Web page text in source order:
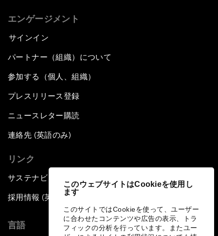
このウェブサイトはCookieを使用し
ます
このサイトではCookieを使って、ユーザー
に合わせたコンテンツや広告の表示、トラ
フィックの分析を行っています。またユー
エンゲージメント
サインイン
パートナー（組織）について
参加する（個人、組織）
プレスリリース登録
ニュースレター購読
連絡先 (英語のみ)
リンク
サステナビリティへの取り組み
採用情報 (英語のみ)
言語